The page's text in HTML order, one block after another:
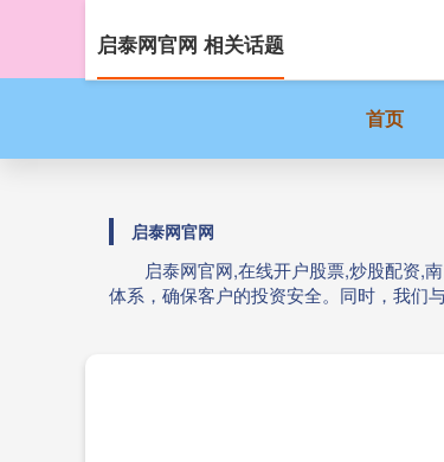
首页
启泰网官网
启泰网官网,在线开户股票,炒股配资,
体系，确保客户的投资安全。同时，我们
启泰网官网 相关话题